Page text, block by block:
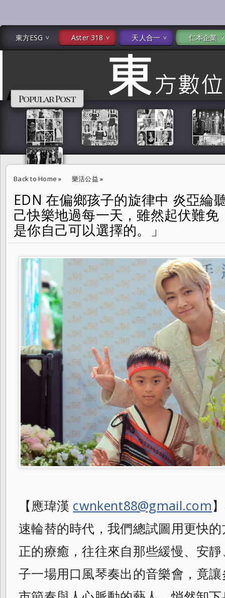
東方ESG Aster 318 天人合一 仁本企業
Popular Post
Back to Home » 樂活公益 »
EDN 在偏鄉孩子的旋律中 炎亞綸聽見了純粹：「盡量讓自己快樂地過
些快樂，是你自己可以選擇的。」
EDN 在偏鄉孩子的旋律中 炎亞綸
己快樂地過每一天，雖然起伏難
是你自己可以選擇的。」
【應瑋漢 cwnkent88@gmail.com
速輪替的時代，我們總試圖用更快
正的療癒，往往來自那些緩慢、安
子一場用口風琴奏出的音樂會，竟